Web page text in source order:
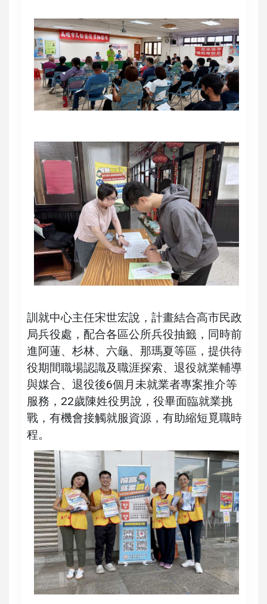
訓就中心主任宋世宏說，計畫結合高市民政
局兵役處，配合各區公所兵役抽籤，同時前
進阿蓮、杉林、六龜、那瑪夏等區，提供待
役期間職場認識及職涯探索、退役就業輔導
與媒合、退役後6個月未就業者專案推介等
服務，22歲陳姓役男說，役畢面臨就業挑
戰，有機會接觸就服資源，有助縮短覓職時
程。